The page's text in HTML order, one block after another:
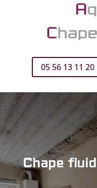
05 56 13 11 20
Chape